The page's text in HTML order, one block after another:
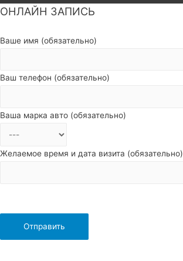
Пролистать
ОНЛАЙН ЗАПИСЬ
Ваше имя (обязательно)
Ваш телефон (обязательно)
Ваша марка авто (обязательно)
Желаемое время и дата визита (обязательно)